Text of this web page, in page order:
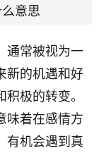
意思
通常被视为一
新的机遇和好
极的转变。
味着在感情方
有机会遇到真
意不算大，但
看了，虽然
，前几天又
更好一点！
18